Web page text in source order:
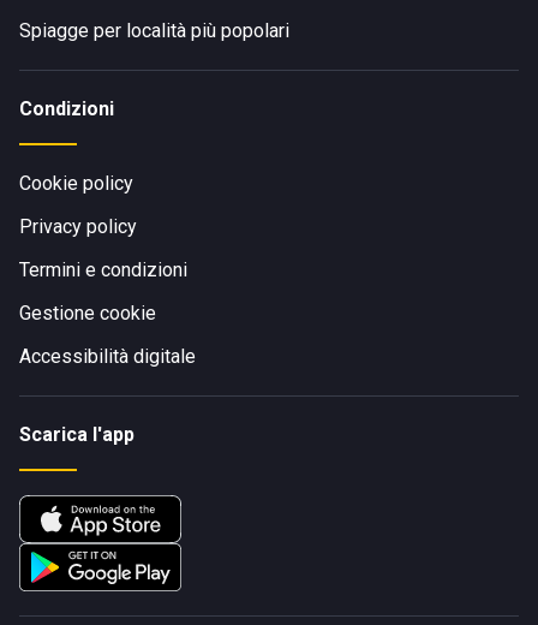
Spiagge per località più popolari
Condizioni
Cookie policy
Privacy policy
Termini e condizioni
Gestione cookie
Accessibilità digitale
Scarica l'app